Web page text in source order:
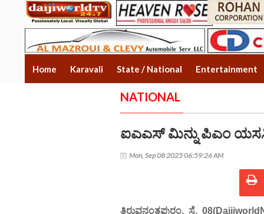
Home Karavali State / National Entertainment
NATIONAL
ಐಎಎಸ್ ಮಿನ್ನು ಪಿಎಂ
Mon, Sep 08 2025 06:59:26 AM
ತಿರುವನಂತಪುರಂ, ಸೆ.